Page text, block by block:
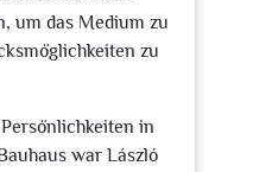
um das Medium zu
zu
in
war László